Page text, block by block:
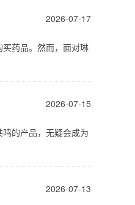
2026-07-17
药品。然而，面对琳
2026-07-15
的产品，无疑会成为
2026-07-13